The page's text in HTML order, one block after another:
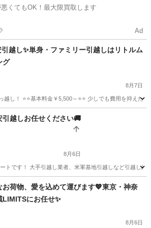
くてもOK！最大限買取します
Ad
引越し✨単身・ファミリー引越しはリトルム
グ
8月7日
越し！ ⭐️⭐️基本料金￥5,500～⭐️⭐️ 少しでも費用を抑え
し 無料
引越しお任せください🚚
8月6日
トです！ 大手引越し業者、米軍基地引越しなど引越し
引っ越し 料金
お荷物、愛を込めて運びます💖東京・神奈
LIMITSにお任せ✨
8月6日